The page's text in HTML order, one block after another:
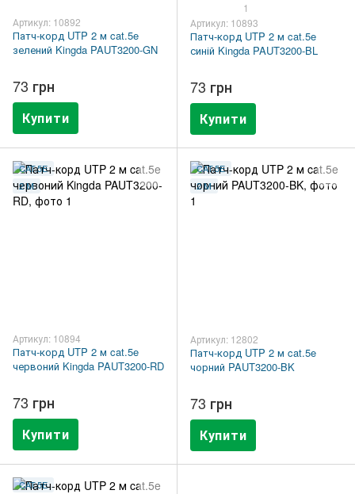
Артикул: 10892
Патч-корд UTP 2 м cat.5e
зелений Kingda PAUT3200-GN
73 грн
Купити
1
Артикул: 10893
Патч-корд UTP 2 м cat.5e
синій Kingda PAUT3200-BL
73 грн
Купити
CAT.5E
2 М
Артикул: 10894
Патч-корд UTP 2 м cat.5e
червоний Kingda PAUT3200-RD
73 грн
Купити
CAT.5E
2 М
Артикул: 12802
Патч-корд UTP 2 м cat.5e
чорний PAUT3200-BK
73 грн
Купити
CAT.5E